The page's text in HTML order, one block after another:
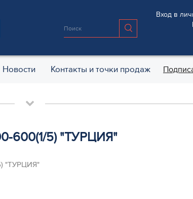
Вход в
Новости Контакты и точки продаж
600(1/5) "ТУРЦИЯ"
"ТУРЦИЯ"